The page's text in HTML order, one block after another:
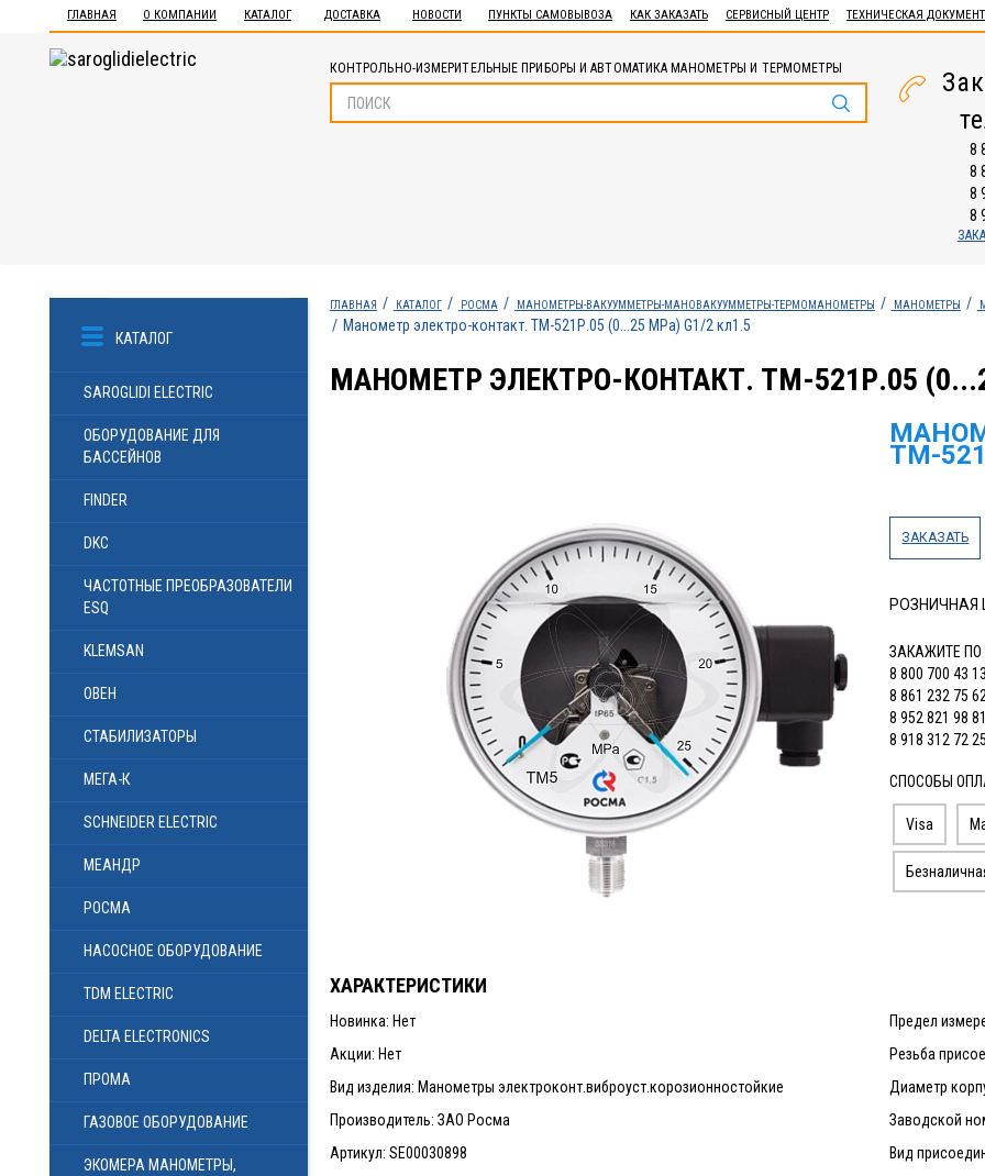
ГЛАВНАЯ О КОМПАНИИ КАТАЛОГ ДОСТАВКА НОВОСТИ ПУНКТЫ САМОВЫВОЗА КАК ЗАКАЗАТЬ СЕРВИСНЫЙ ЦЕНТР ТЕХНИЧЕСКАЯ
КОНТРОЛЬНО-ИЗМЕРИТЕЛЬНЫЕ ПРИБОРЫ И АВТОМАТИКА МАНОМЕТРЫ И ТЕРМОМЕТРЫ
8
8
8
8
КАТАЛОГ
SAROGLIDI ELECTRIC
ОБОРУДОВАНИЕ ДЛЯ
БАССЕЙНОВ
FINDER
DKC
ЧАСТОТНЫЕ ПРЕОБРАЗОВАТЕЛИ
ESQ
KLEMSAN
ОВЕН
СТАБИЛИЗАТОРЫ
МЕГА-К
SCHNEIDER ELECTRIC
МЕАНДР
РОСМА
НАСОСНОЕ ОБОРУДОВАНИЕ
TDM ELECTRIC
DELTA ELECTRONICS
ПРОМА
ГАЗОВОЕ ОБОРУДОВАНИЕ
ЭКОМЕРА МАНОМЕТРЫ,
ГЛАВНАЯ КАТАЛОГ РОСМА МАНОМЕТРЫ-ВАКУУММЕТРЫ-МАНОВАКУУММЕТРЫ-ТЕРМОМАНОМЕТРЫ МАНОМЕТРЫ
Манометр электро-контакт. ТМ-521Р.05 (0...25 МРа) G1/2 кл1.5
МАНОМЕТР ЭЛЕКТРО-КОНТАКТ. ТМ-521Р.05
ТМ-
ЗАКАЗАТЬ
РОЗНИЧНАЯ
ЗАКАЖИТЕ ПО
8 800 700 43 13
8 861 232 75 62
8 952 821 98 81
8 918 312 72 25
СПОСОБЫ
Visa
ХАРАКТЕРИСТИКИ
Новинка: Нет
Акции: Нет
Вид изделия: Манометры электроконт.виброуст.корозионностойкие
Производитель: ЗАО Росма
Артикул: SE00030898
Предел
Резьба
Диаметр
Заводской
Вид